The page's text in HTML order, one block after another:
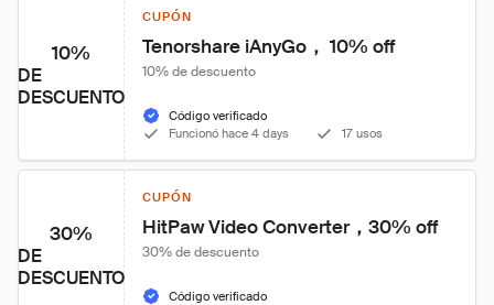
10%
DE
DESCUENTO
CUPÓN
Tenorshare iAnyGo， 10% off
10% de descuento
Código verificado
Funcionó hace 4 days
17 usos
30%
DE
DESCUENTO
CUPÓN
HitPaw Video Converter，30% off
30% de descuento
Código verificado